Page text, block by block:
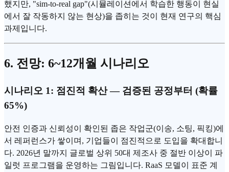
했지만, "sim-to-real gap"(시뮬레이션에서 학습한 행동이 현실
에서 잘 작동하지 않는 현상)을 좁히는 것이 현재 연구의 핵심
과제입니다.
6. 전망: 6~12개월 시나리오
시나리오 1: 점진적 확산 — 검증된 공정부터 (확률
65%)
안전 인증과 신뢰성이 확인된 좁은 작업군(이송, 소팅, 픽킹)에
서 레퍼런스가 쌓이며, 기업들이 점진적으로 도입을 확대합니
다. 2026년 말까지 글로벌 상위 50대 제조사 중 절반 이상이 파
일럿 프로그램을 운영하는 그림입니다. RaaS 모델이 표준 계